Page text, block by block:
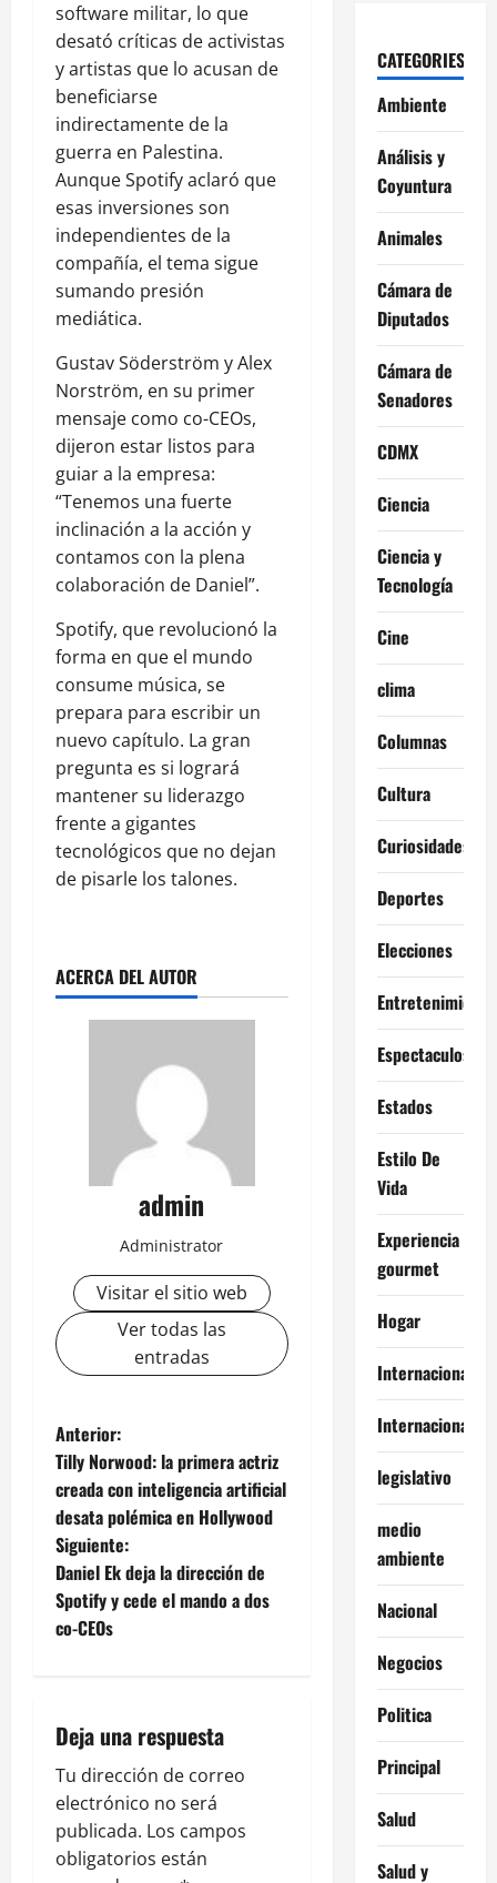
software militar, lo que
desató críticas de activistas
y artistas que lo acusan de
beneficiarse
indirectamente de la
guerra en Palestina.
Aunque Spotify aclaró que
esas inversiones son
independientes de la
compañía, el tema sigue
sumando presión
mediática.
Gustav Söderström y Alex
Norström, en su primer
mensaje como co-CEOs,
dijeron estar listos para
guiar a la empresa:
“Tenemos una fuerte
inclinación a la acción y
contamos con la plena
colaboración de Daniel”.
Spotify, que revolucionó la
forma en que el mundo
consume música, se
prepara para escribir un
nuevo capítulo. La gran
pregunta es si logrará
mantener su liderazgo
frente a gigantes
tecnológicos que no dejan
de pisarle los talones.
ACERCA DEL AUTOR
admin
Administrator
Visitar el sitio web
Ver todas las
entradas
N
a
v
e
g
c
i
ó
n
Anterior:
Tilly Norwood: la primera actriz
creada con inteligencia artificial
desata polémica en Hollywood
Siguiente:
Daniel Ek deja la dirección de
Spotify y cede el mando a dos
co-CEOs
Deja una respuesta
Tu dirección de correo
electrónico no será
publicada. Los campos
obligatorios están
CATEGORIES
Ambiente
Análisis y
Coyuntura
Animales
Cámara de
Diputados
Cámara de
Senadores
CDMX
Ciencia
Ciencia y
Tecnología
Cine
clima
Columnas
Cultura
Curiosidades
Deportes
Elecciones
Entretenimiento
Espectaculos
Estados
Estilo De
Vida
Experiencia
gourmet
Hogar
Internacional
Internacionales
legislativo
medio
ambiente
Nacional
Negocios
Politica
Principal
Salud
Salud y